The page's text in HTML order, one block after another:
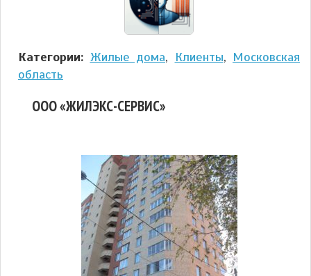
Категории: Жилые дома, Клиенты, Московская
область
ООО «ЖИЛЭКС-СЕРВИС»